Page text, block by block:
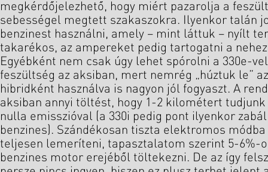
megkérdőjelezhető, hogy miért pazarolja a
sebességel megtett szakaszokra. Ilyenkor talán
benzinest használni, amely – mint láttuk – nyílt
takarékos, az ampereket pedig tartogatni a
Egyébként nem csak úgy lehet spórolni a 330e-
feszültség az aksiban, mert nemrég „húztuk le”
hibridként használva is nagyon jól fogyaszt. A
aksiban annyi töltést, hogy 1-2 kilométert
nulla emisszióval (a 330i pedig pont ilyenkor
benzines). Szándékosan tiszta elektromos
teljesen lemeríteni, tapasztalatom szerint 5-6%-
benzines motor erejéből töltekezni. De az így